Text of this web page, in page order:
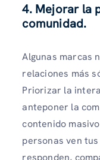
4. Mejorar la
comunidad.
Algunas marcas
relaciones más
Priorizar la
anteponer la
contenido
personas ven
responden,